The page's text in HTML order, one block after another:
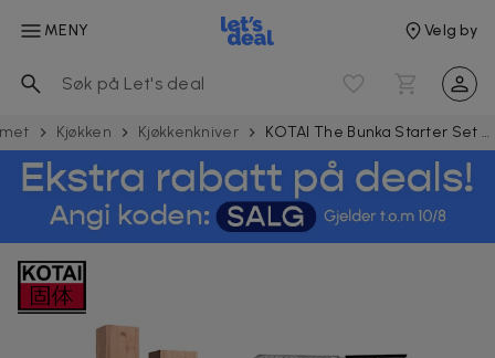
MENY Velg by
Kjøkken Kjøkkenkniver KOTAI The Bunka Starter Set 2 deler